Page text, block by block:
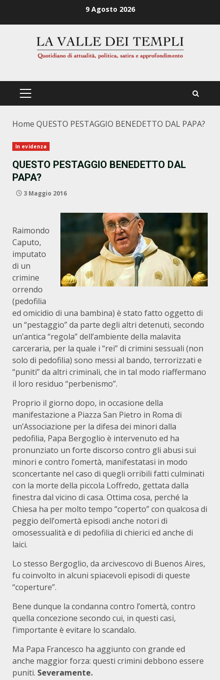
9 Agosto 2026
PRIMÄRES
Home QUESTO PESTAGGIO BENEDETTO DAL PAPA?
In evidenza
QUESTO PESTAGGIO BENEDETTO DAL
PAPA?
3 Maggio 2016
Raimondo
Caputo,
imputato
di un
crimine
orrendo
(pedofilia
ed omicidio di una bambina) è stato fatto oggetto di
un “pestaggio” da parte degli altri detenuti, secondo
un’antica “regola” dell’ambiente della malavita
carceraria, per la quale i “rei” di crimini sessuali (non
solo di pedofilia) sono messi al bando, terrorizzati e
“puniti” da altri criminali, che in tal modo riaffermano
il loro residuo “perbenismo”.
Proprio il giorno dopo, in occasione della
manifestazione a Piazza San Pietro in Roma di
un’Associazione per la difesa dei minori dalla
pedofilia, Papa Bergoglio è intervenuto ed ha
pronunziato un forte discorso contro gli abusi sui
minori e contro l’omertà, manifestatasi in modo
sconcertante nel caso di quegli orribili fatti culminati
con la morte della piccola Loffredo, gettata dalla
finestra dal vicino di casa. Ottima cosa, perché la
Chiesa ha per molto tempo “coperto” con qualcosa di
peggio dell’omertà episodi anche notori di
omosessualità e di pedofilia di chierici ed anche di
laici.
Lo stesso Bergoglio, da arcivescovo di Buenos Aires,
fu coinvolto in alcuni spiacevoli episodi di queste
“coperture”.
Bene dunque la condanna contro l’omertà, contro
quella concezione secondo cui, in questi casi,
l’importante è evitare lo scandalo.
Ma Papa Francesco ha aggiunto con grande ed
anche maggior forza: questi crimini debbono essere
puniti. Severamente.